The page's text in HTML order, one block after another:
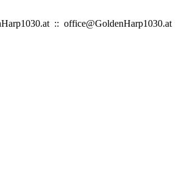
:: office@GoldenHarp1030.at